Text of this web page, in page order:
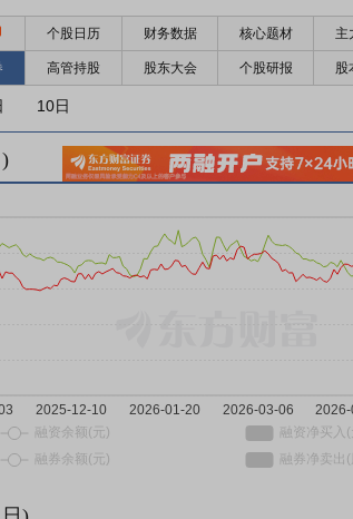
个股日历 财务数据 核心题材 主
高管持股 股东大会 个股研报 股
10日